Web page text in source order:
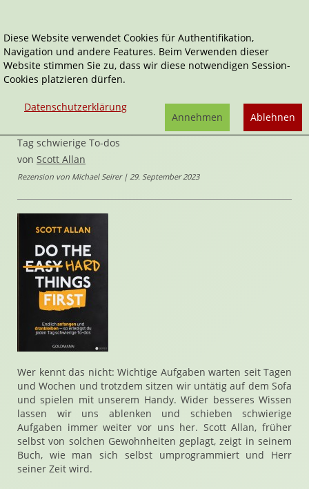
Home Sachbücher
Lifestyle
Do the hard things first
Do the hard things first
Tag schwierige To-dos
von Scott Allan
Rezension von Michael Seirer | 29. September 2023
Wer kennt das nicht: Wichtige Aufgaben warten seit Tagen
und Wochen und trotzdem sitzen wir untätig auf dem Sofa
und spielen mit unserem Handy. Wider besseres Wissen
lassen wir uns ablenken und schieben schwierige
Aufgaben immer weiter vor uns her. Scott Allan, früher
selbst von solchen Gewohnheiten geplagt, zeigt in seinem
Buch, wie man sich selbst umprogrammiert und Herr
seiner Zeit wird.
Diese Website verwendet Cookies für Authentifikation,
Navigation und andere Features. Beim Verwenden dieser
Website stimmen Sie zu, dass wir diese notwendigen Session-
Cookies platzieren dürfen.
Datenschutzerklärung
Ablehnen
Annehmen